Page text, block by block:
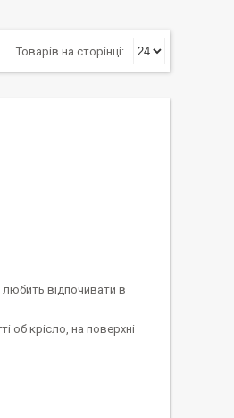
відпочивати в
об крісло, на поверхні